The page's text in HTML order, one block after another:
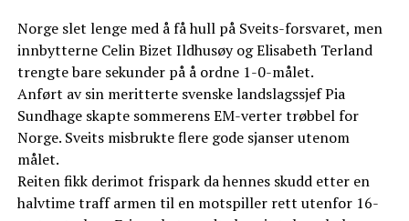
Norge slet lenge med å få hull på Sveits-forsvaret, men
innbytterne Celin Bizet Ildhusøy og Elisabeth Terland
trengte bare sekunder på å ordne 1-0-målet.
Anført av sin meritterte svenske landslagssjef Pia
Sundhage skapte sommerens EM-verter trøbbel for
Norge. Sveits misbrukte flere gode sjanser utenom
målet.
Reiten fikk derimot frispark da hennes skudd etter en
halvtime traff armen til en motspiller rett utenfor 16-